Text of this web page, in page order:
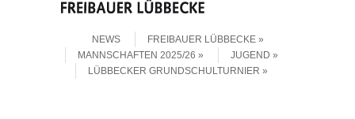
NEWS
FREIBAUER LÜBBECKE
MANNSCHAFTEN 2025/26
JUGEND
LÜBBECKER GRUNDSCHULTURNIER